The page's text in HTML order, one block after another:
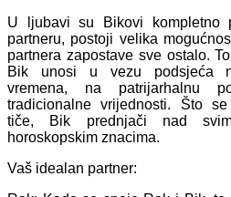
U ljubavi su Bikovi kompletno
partneru, postoji velika
partnera zapostave sve ostalo.
Bik unosi u vezu podsjeća
vremena, na patrijarhalnu
tradicionalne vrijednosti. Što
tiče, Bik prednjači nad
horoskopskim znacima.
Vaš idealan partner: